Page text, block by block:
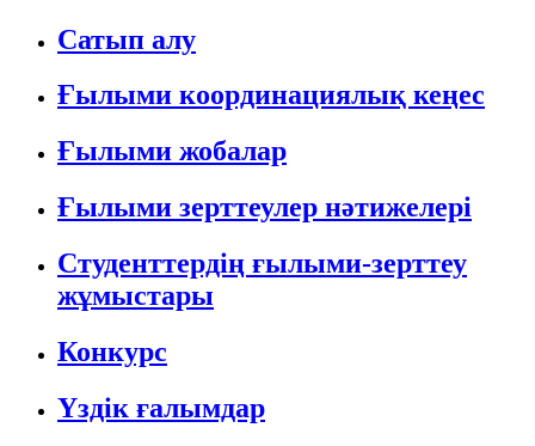
Сатып алу
Ғылыми координациялық кеңес
Ғылыми жобалар
Ғылыми зерттеулер нәтижелері
Студенттердің ғылыми-зерттеу
жұмыстары
Конкурс
Үздік ғалымдар